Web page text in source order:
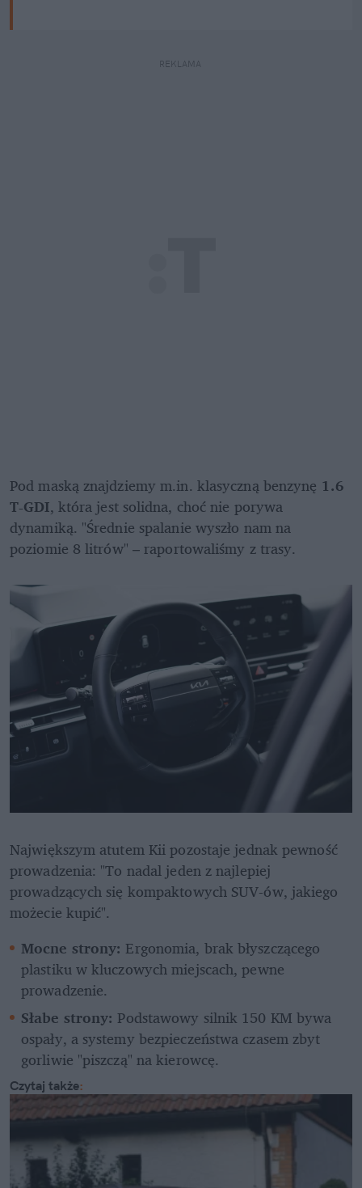
REKLAMA
Pod maską znajdziemy m.in. klasyczną benzynę 1.6
T-GDI, która jest solidna, choć nie porywa
dynamiką. "Średnie spalanie wyszło nam na
poziomie 8 litrów" – raportowaliśmy z trasy.
Największym atutem Kii pozostaje jednak pewność
prowadzenia: "To nadal jeden z najlepiej
prowadzących się kompaktowych SUV-ów, jakiego
możecie kupić".
Mocne strony: Ergonomia, brak błyszczącego
plastiku w kluczowych miejscach, pewne
prowadzenie.
Słabe strony: Podstawowy silnik 150 KM bywa
ospały, a systemy bezpieczeństwa czasem zbyt
gorliwie "piszczą" na kierowcę.
Czytaj także: